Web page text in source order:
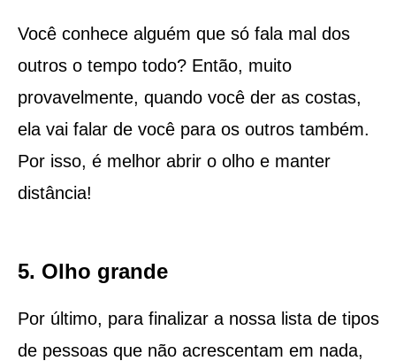
Você conhece alguém que só fala mal dos
outros o tempo todo? Então, muito
provavelmente, quando você der as costas,
ela vai falar de você para os outros também.
Por isso, é melhor abrir o olho e manter
distância!
5. Olho grande
Por último, para finalizar a nossa lista de tipos
de pessoas que não acrescentam em nada,